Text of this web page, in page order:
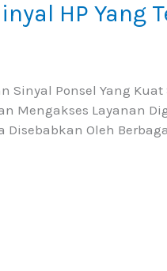
HP Yang
Sinyal Ponsel Yang
Mengakses Layanan
Oleh